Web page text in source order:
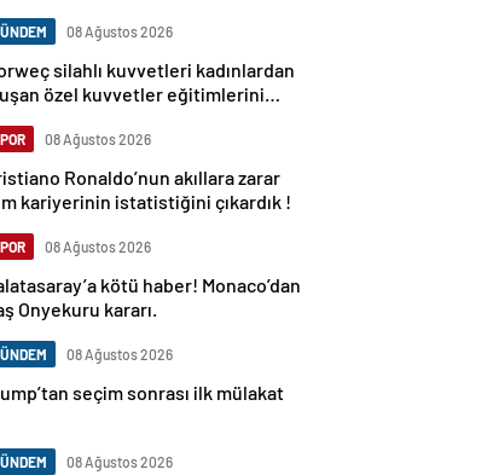
08 Ağustos 2026
silahlı kuvvetleri kadınlardan
özel kuvvetler eğitimlerini
08 Ağustos 2026
Ronaldo’nun akıllara zarar
kariyerinin istatistiğini çıkardık !
08 Ağustos 2026
kötü haber! Monaco’dan
Onyekuru kararı.
08 Ağustos 2026
seçim sonrası ilk mülakat
08 Ağustos 2026